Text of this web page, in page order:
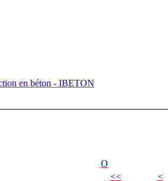
en béton - IBETON
O
<<
<